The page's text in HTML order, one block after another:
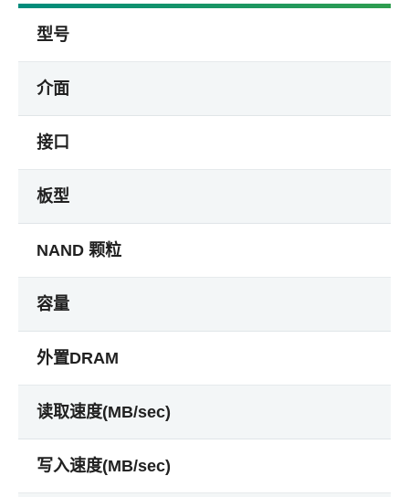
型号
介面
接口
板型
NAND 颗粒
容量
外置DRAM
读取速度(MB/sec)
写入速度(MB/sec)